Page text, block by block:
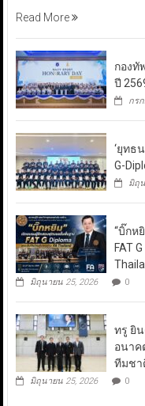
Read More
กองทั
ปี
กร
‘ยุทธ
G-
มิถุ
“บิ๊กห
FAT
มิถุนายน 25, 2026 0
ทรู ยิ
อนาค
ทีมชา
มิถุนายน 25, 2026 0